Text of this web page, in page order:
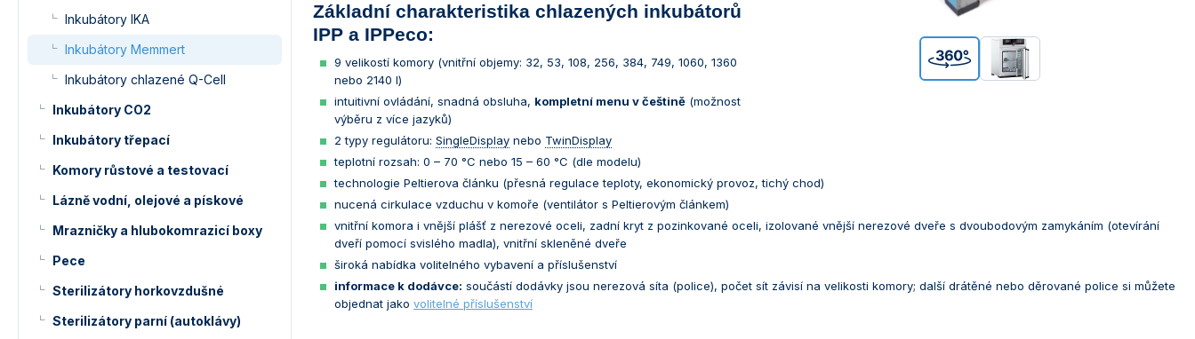
Inkubátory IKA
Inkubátory Memmert
Inkubátory chlazené Q-Cell
Inkubátory CO2
Inkubátory třepací
Komory růstové a testovací
Lázně vodní, olejové a pískové
Mrazničky a hlubokomrazicí boxy
Pece
Sterilizátory horkovzdušné
Sterilizátory parní (autoklávy)
Základní charakteristika chlazených inkubátorů
IPP a IPPeco:
9 velikostí komory (vnitřní objemy: 32, 53, 108, 256, 384, 749, 1060, 1360
nebo 2140 l)
intuitivní ovládání, snadná obsluha, kompletní menu v češtině (možnost
výběru z více jazyků)
2 typy regulátoru: SingleDisplay nebo TwinDisplay
teplotní rozsah: 0 – 70 °C nebo 15 – 60 °C (dle modelu)
technologie Peltierova článku (přesná regulace teploty, ekonomický provoz, tichý chod)
nucená cirkulace vzduchu v komoře (ventilátor s Peltierovým článkem)
vnitřní komora i vnější plášť z nerezové oceli, zadní kryt z pozinkované oceli, izolované vnější nerezové dveře s dvoubodovým zamykáním (otevírání
dveří pomocí svislého madla), vnitřní skleněné dveře
široká nabídka volitelného vybavení a příslušenství
informace k dodávce: součástí dodávky jsou nerezová síta (police), počet sít závisí na velikosti komory; další drátěné nebo děrované police si můžete
objednat jako volitelné příslušenství